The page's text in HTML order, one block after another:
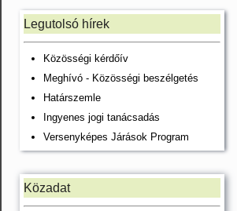
Legutolsó hírek
Közösségi kérdőív
Meghívó - Közösségi beszélgetés
Határszemle
Ingyenes jogi tanácsadás
Versenyképes Járások Program
Közadat